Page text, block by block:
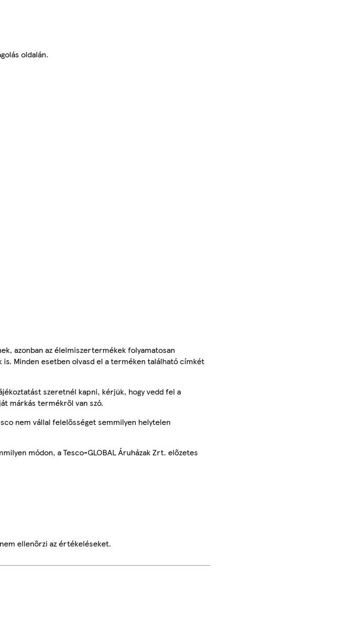
oldalán.
azonban az élelmiszertermékek folyamatosan
Minden esetben olvasd el a terméken található címkét
szeretnél kapni, kérjük, hogy vedd fel a
márkás termékről van szó.
nem vállal felelősséget semmilyen helytelen
módon, a Tesco-GLOBAL Áruházak Zrt. előzetes
ellenőrzi az értékeléseket.